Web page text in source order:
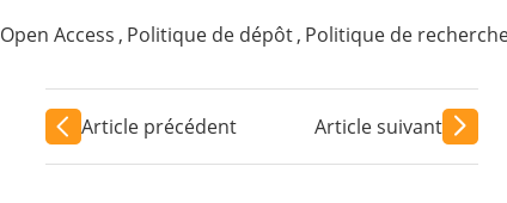
Open Access , Politique de dépôt, Politique de
Article précédent Article suivant